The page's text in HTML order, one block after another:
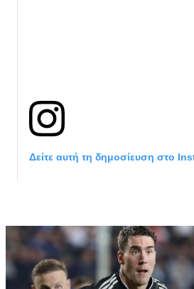
Δείτε αυτή τη δημοσίευση στο